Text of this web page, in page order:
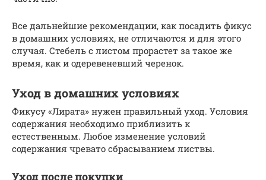
Все дальнейшие рекомендации, как посадить фикус
в домашних условиях, не отличаются и для этого
случая. Стебель с листом прорастет за такое же
время, как и одеревеневший черенок.
Уход в домашних условиях
Фикусу «Лирата» нужен правильный уход. Условия
содержания необходимо приблизить к
естественным. Любое изменение условий
содержания чревато сбрасыванием листвы.
Уход после покупки